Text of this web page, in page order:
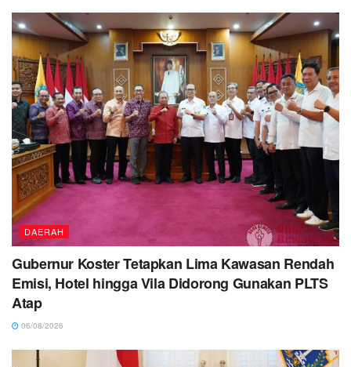
DAERAH
Gubernur Koster Tetapkan Lima Kawasan Rendah
Emisi, Hotel hingga Vila Didorong Gunakan PLTS
Atap
06/08/2026